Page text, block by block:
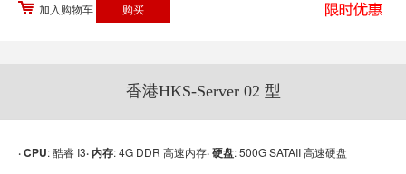
加入购物车
香港HKS-Server 02 型
· CPU: 酷睿 I3· 内存: 4G DDR 高速内存· 硬盘: 500G SATAII 高速硬盘